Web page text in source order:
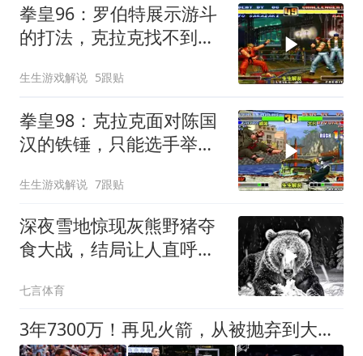
拳皇96：罗伯特展示游斗
的打法，克拉克找不到反
生生游戏解说 5跟贴
拳皇98：克拉克面对陈国
汉的铁锤，只能选手举手
生生游戏解说 7跟贴
深夜雪地惊现灰熊野猪夺
食大战，结局让人直呼意
七言体育
3年7300万！再见火箭，从被抛弃到大合同，你确实让火箭后悔了